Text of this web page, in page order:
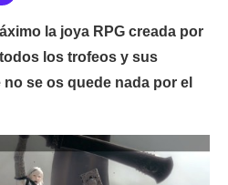
la joya RPG creada por
los trofeos y sus
se os quede nada por el